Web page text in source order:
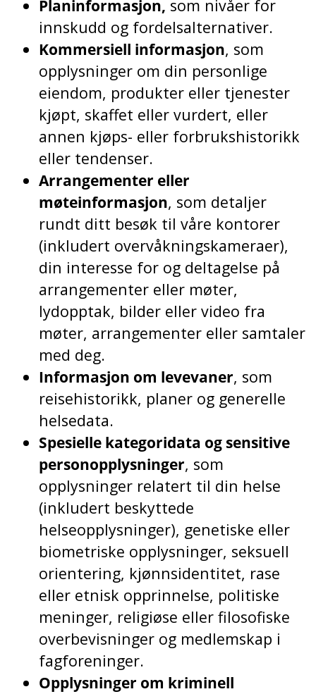
Planinformasjon, som nivåer for
innskudd og fordelsalternativer.
Kommersiell informasjon, som
opplysninger om din personlige
eiendom, produkter eller tjenester
kjøpt, skaffet eller vurdert, eller
annen kjøps- eller forbrukshistorikk
eller tendenser.
Arrangementer eller
møteinformasjon, som detaljer
rundt ditt besøk til våre kontorer
(inkludert overvåkningskameraer),
din interesse for og deltagelse på
arrangementer eller møter,
lydopptak, bilder eller video fra
møter, arrangementer eller samtaler
med deg.
Informasjon om levevaner, som
reisehistorikk, planer og generelle
helsedata.
Spesielle kategoridata og sensitive
personopplysninger, som
opplysninger relatert til din helse
(inkludert beskyttede
helseopplysninger), genetiske eller
biometriske opplysninger, seksuell
orientering, kjønnsidentitet, rase
eller etnisk opprinnelse, politiske
meninger, religiøse eller filosofiske
overbevisninger og medlemskap i
fagforeninger.
Opplysninger om kriminell